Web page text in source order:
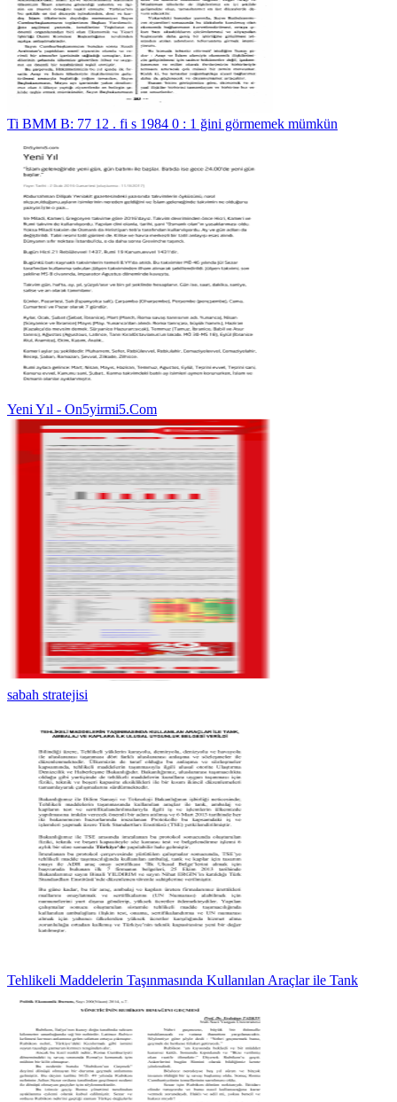
Ti BMM B: 77 12 . fi s 1984 0 : 1 ğini görmemek mümkün
Yeni Yıl - On5yirmi5.Com
sabah stratejisi
Tehlikeli Maddelerin Taşınmasında Kullanılan Araçlar ile Tank